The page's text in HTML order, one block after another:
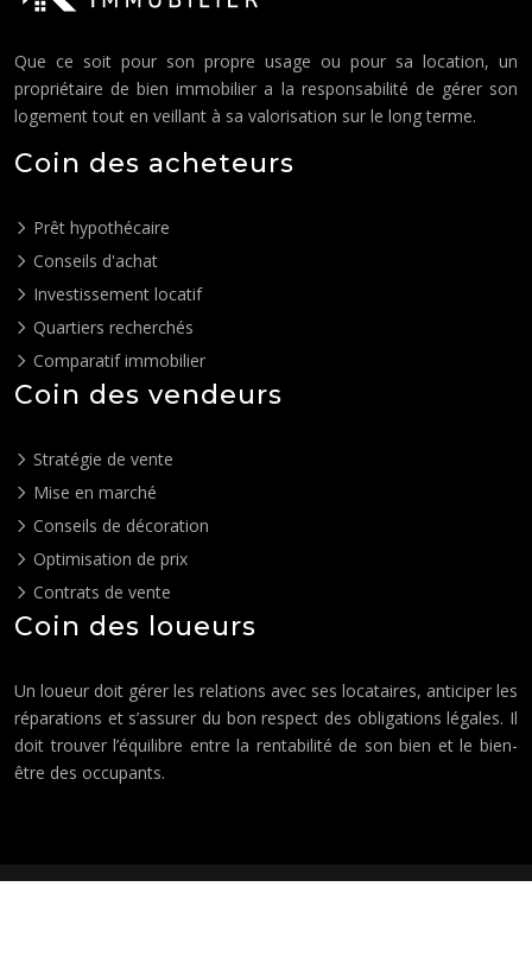
Que ce soit pour son propre usage ou pour sa location, un
propriétaire de bien immobilier a la responsabilité de gérer son
logement tout en veillant à sa valorisation sur le long terme.
Coin des acheteurs
Prêt hypothécaire
Conseils d'achat
Investissement locatif
Quartiers recherchés
Comparatif immobilier
Coin des vendeurs
Stratégie de vente
Mise en marché
Conseils de décoration
Optimisation de prix
Contrats de vente
Coin des loueurs
Un loueur doit gérer les relations avec ses locataires, anticiper les
réparations et s’assurer du bon respect des obligations légales. Il
doit trouver l’équilibre entre la rentabilité de son bien et le bien-
être des occupants.